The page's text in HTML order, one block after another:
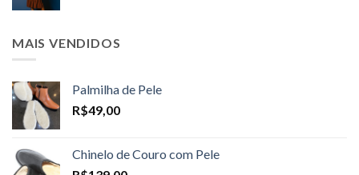
MAIS VENDIDOS
Palmilha de Pele
R$49,00
Chinelo de Couro com Pele